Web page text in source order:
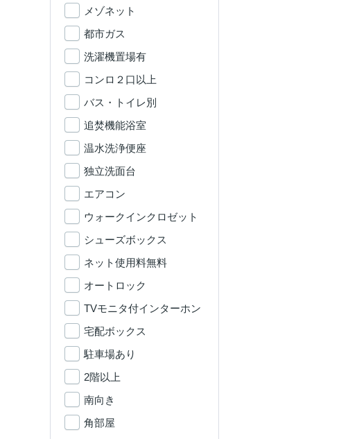
メゾネット
都市ガス
洗濯機置場有
コンロ２口以上
バス・トイレ別
追焚機能浴室
温水洗浄便座
独立洗面台
エアコン
ウォークインクロゼット
シューズボックス
ネット使用料無料
オートロック
TVモニタ付インターホン
宅配ボックス
駐車場あり
2階以上
南向き
角部屋